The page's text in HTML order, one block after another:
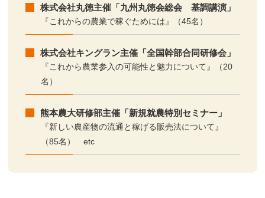
株式会社丸徳主催「九州丸徳会総会 基調講演」
『これからの農業で稼ぐためには』（45名）
株式会社キングラン主催「全国幹部合同研修会」
『これから農業参入の可能性と魅力について』（20
名）
熊本農大研修部主催「新規就農特別セミナー」
『新しい農産物の流通と稼げる販売法について』
（85名） etc